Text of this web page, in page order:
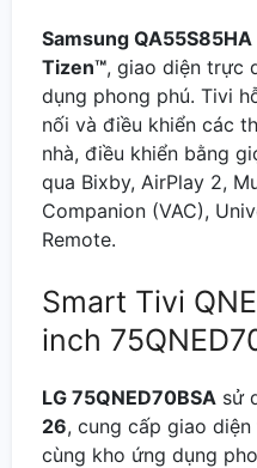
Samsung QA55S85HA
Tizen™, giao diện trực
dụng phong phú. Tivi
nối và điều khiển các
nhà, điều khiển bằng
qua Bixby, AirPlay 2,
Companion (VAC),
Remote.
Smart Tivi
inch
LG 75QNED70BSA sử
26, cung cấp giao
cùng kho ứng dụng